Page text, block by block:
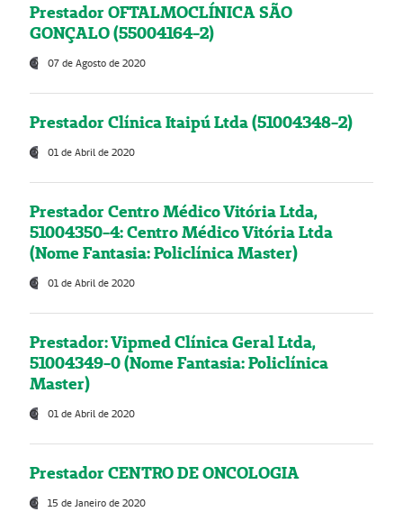
Prestador OFTALMOCLÍNICA SÃO
GONÇALO (55004164-2)
07 de Agosto de 2020
Prestador Clínica Itaipú Ltda (51004348-2)
01 de Abril de 2020
Prestador Centro Médico Vitória Ltda,
51004350-4: Centro Médico Vitória Ltda
(Nome Fantasia: Policlínica Master)
01 de Abril de 2020
Prestador: Vipmed Clínica Geral Ltda,
51004349-0 (Nome Fantasia: Policlínica
Master)
01 de Abril de 2020
Prestador CENTRO DE ONCOLOGIA
15 de Janeiro de 2020